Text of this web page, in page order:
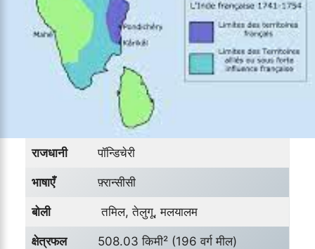
राजधानी पॉन्डिचेरी
भाषाएँ फ़्रान्सीसी
बोली तमिल, तेलुगू, मलयालम
क्षेत्रफल 508.03 किमी² (196 वर्ग मील)